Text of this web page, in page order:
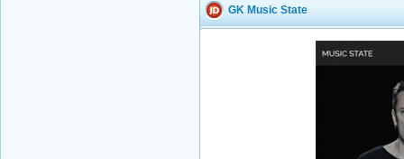
GK Music State